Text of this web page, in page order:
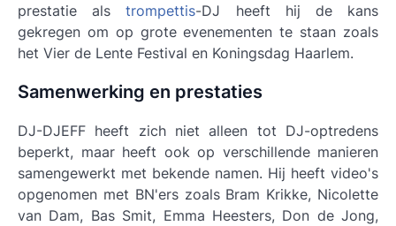
prestatie alstrompettis-DJ heeft hij de kans
gekregen om op grote evenementen te staan zoals
het Vier de Lente Festival en Koningsdag Haarlem.
Samenwerking en prestaties
DJ-DJEFF heeft zich niet alleen tot DJ-optredens
beperkt, maar heeft ook op verschillende manieren
samengewerkt met bekende namen. Hij heeft video's
opgenomen met BN'ers zoals Bram Krikke, Nicolette
van Dam, Bas Smit, Emma Heesters, Don de Jong,